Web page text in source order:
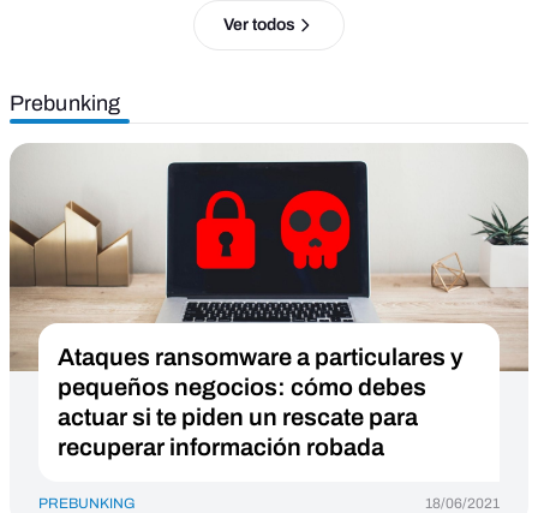
Ver todos
Prebunking
Ataques ransomware a particulares y
pequeños negocios: cómo debes
actuar si te piden un rescate para
recuperar información robada
PREBUNKING 18/06/2021